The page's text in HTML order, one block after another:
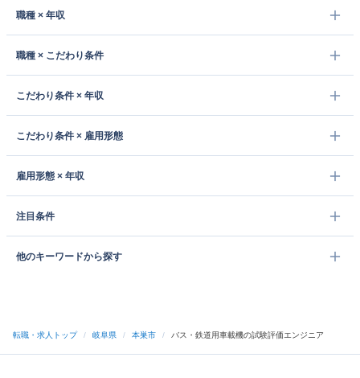
職種 × 年収
職種 × こだわり条件
こだわり条件 × 年収
こだわり条件 × 雇用形態
雇用形態 × 年収
注目条件
他のキーワードから探す
転職・求人トップ / 岐阜県 / 本巣市 / バス・鉄道用車載機の試験評価エンジニア